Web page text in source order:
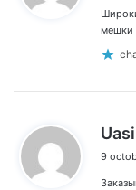
мешки
9